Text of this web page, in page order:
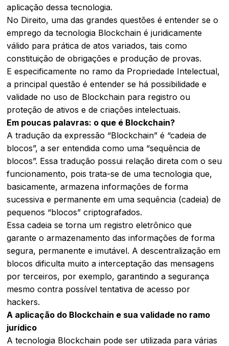
aplicação dessa tecnologia.
No Direito, uma das grandes questões é entender se o
emprego da tecnologia Blockchain é juridicamente
válido para prática de atos variados, tais como
constituição de obrigações e produção de provas.
E especificamente no ramo da Propriedade Intelectual,
a principal questão é entender se há possibilidade e
validade no uso de Blockchain para registro ou
proteção de ativos e de criações intelectuais.
Em poucas palavras: o que é Blockchain?
A tradução da expressão “Blockchain” é “cadeia de
blocos”, a ser entendida como uma “sequência de
blocos”. Essa tradução possui relação direta com o seu
funcionamento, pois trata-se de uma tecnologia que,
basicamente, armazena informações de forma
sucessiva e permanente em uma sequência (cadeia) de
pequenos “blocos” criptografados.
Essa cadeia se torna um registro eletrônico que
garante o armazenamento das informações de forma
segura, permanente e imutável. A descentralização em
blocos dificulta muito a interceptação das mensagens
por terceiros, por exemplo, garantindo a segurança
mesmo contra possível tentativa de acesso por
hackers.
A aplicação do Blockchain e sua validade no ramo
jurídico
A tecnologia Blockchain pode ser utilizada para várias